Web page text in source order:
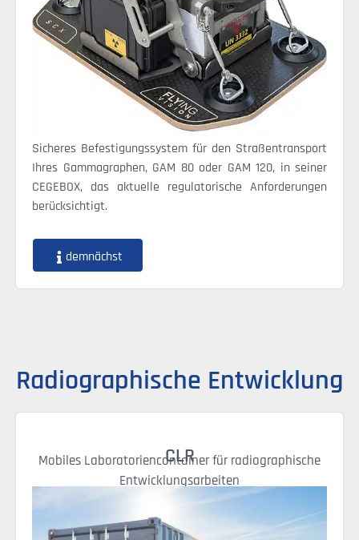
Sicheres Befestigungssystem für den Straßentransport
Ihres Gammagraphen, GAM 80 oder GAM 120, in seiner
CEGEBOX, das aktuelle regulatorische Anforderungen
berücksichtigt.
demnächst
Radiographische Entwicklung
CLR
Mobiles Laboratoriencontainer für radiographische
Entwicklungsarbeiten